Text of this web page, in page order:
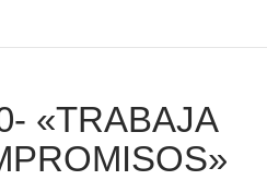
«TRABAJA